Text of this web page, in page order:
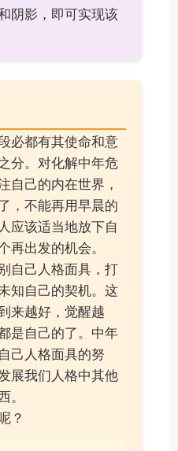
阴影，即可实现该
必都有其使命和意
分。对化解中年危
自己的内在世界，
，不能再用早晨的
应该适当地放下自
再出发的机会。
自己人格面具，打
知自己的契机。这
来越好，觉醒越
是自己的了。中年
己人格面具的努
展我们人格中其他
？